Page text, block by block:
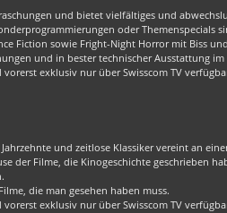
und bietet vielfältiges und
oder Themenspecials
Fiction sowie Fright-Night Horror mit Biss
und in bester technischer Ausstattung
exklusiv nur über Swisscom TV
und zeitlose Klassiker vereint an
der Filme, die Kinogeschichte geschrieben
die man gesehen haben muss.
exklusiv nur über Swisscom TV